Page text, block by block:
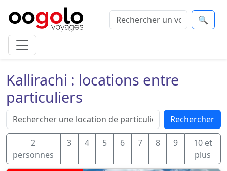
🔍
Kallirachi : locations entre
particuliers
Rechercher
2
personnes
3 4 5 6 7 8 9
10 et
plus